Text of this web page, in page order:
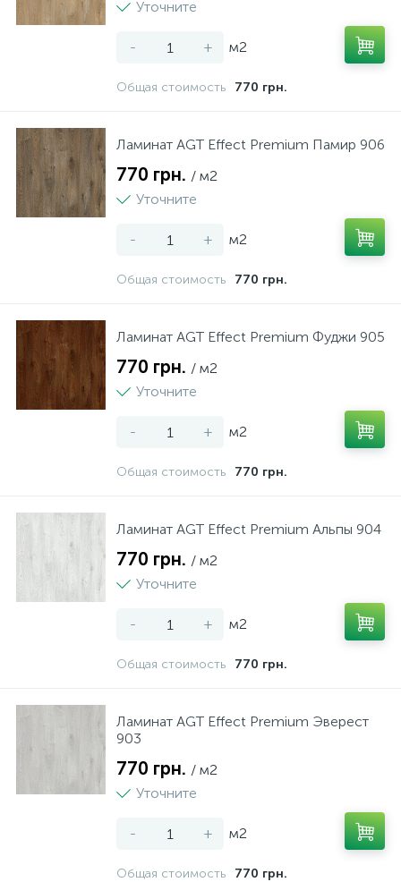
Уточните
- + м2
Общая стоимость 770 грн.
Ламинат AGT Effect Premium Памир 906
770 грн. / м2
Уточните
- + м2
Общая стоимость 770 грн.
Ламинат AGT Effect Premium Фуджи 905
770 грн. / м2
Уточните
- + м2
Общая стоимость 770 грн.
Ламинат AGT Effect Premium Альпы 904
770 грн. / м2
Уточните
- + м2
Общая стоимость 770 грн.
Ламинат AGT Effect Premium Эверест
903
770 грн. / м2
Уточните
- + м2
Общая стоимость 770 грн.